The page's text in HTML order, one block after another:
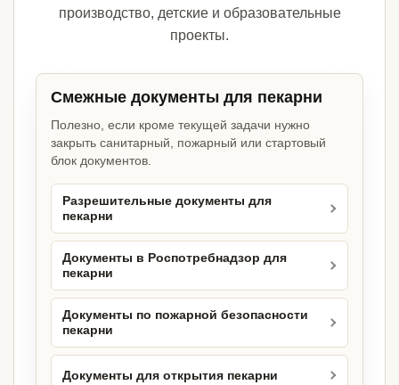
производство, детские и образовательные
проекты.
Смежные документы для пекарни
Полезно, если кроме текущей задачи нужно
закрыть санитарный, пожарный или стартовый
блок документов.
Разрешительные документы для
пекарни
Документы в Роспотребнадзор для
пекарни
Документы по пожарной безопасности
пекарни
Документы для открытия пекарни